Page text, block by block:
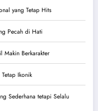
yang Tetap Hits
Pecah di Hati
Makin Berkarakter
Ikonik
Sederhana tetapi Selalu